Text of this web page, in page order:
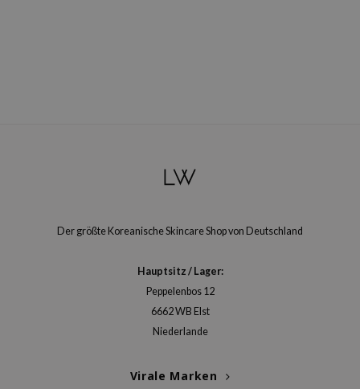
Der größte Koreanische Skincare Shop von Deutschland
Hauptsitz / Lager:
Peppelenbos 12
6662 WB Elst
Niederlande
Virale Marken